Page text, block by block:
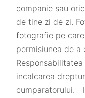
companie sau
de tine zi de zi.
fotografie pe
permisiunea de a
incalcarea
cumparatorului.